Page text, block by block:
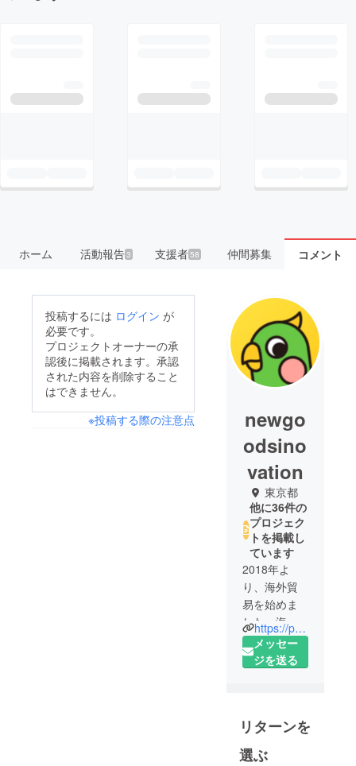
ホーム 活動報告3 支援者58 仲間募集 コメント
投稿するには ログイン が
必要です。
プロジェクトオーナーの承
認後に掲載されます。承認
された内容を削除すること
はできません。
※投稿する際の注意点
newgo
odsino
vation
東京都
他に36件の
プロジェク
トを掲載し
ています
2018年よ
り、海外貿
易を始めま
した。海外
にあります
面白い商品
うにしたい
と思いま
す。
https://poooli.jp/
メッセー
ジを送る
リターンを
選ぶ